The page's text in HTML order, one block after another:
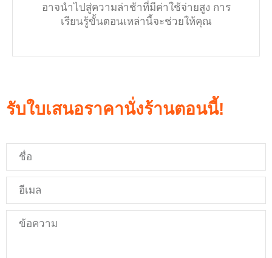
อาจนำไปสู่ความล่าช้าที่มีค่าใช้จ่ายสูง การ
เรียนรู้ขั้นตอนเหล่านี้จะช่วยให้คุณ
รับใบเสนอราคานั่งร้านตอนนี้!